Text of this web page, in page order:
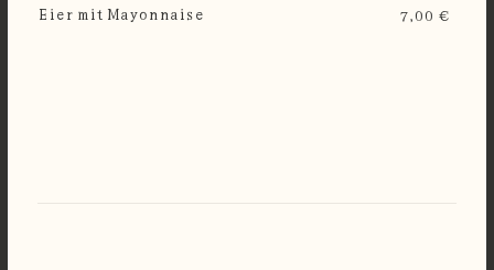
Eier mit Mayonnaise 7,00 €